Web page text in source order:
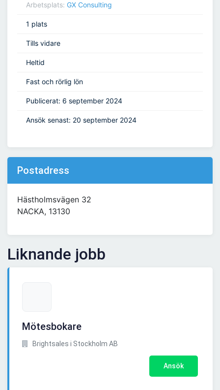
Arbetsplats: GX Consulting
1 plats
Tills vidare
Heltid
Fast och rörlig lön
Publicerat: 6 september 2024
Ansök senast: 20 september 2024
Postadress
Hästholmsvägen 32
NACKA, 13130
Liknande jobb
Mötesbokare
Brightsales i Stockholm AB
Ansök